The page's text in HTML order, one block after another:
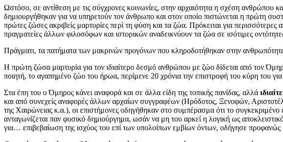
Ωστόσο, σε αντίθεση με τις σύγχρονες κοινωνίες, στην αρχαιότητα η σχέση
δημιουργήθηκαν για να υπηρετούν τον άνθρωπο και στον οποίο πιστώνεται η πρώτη
πρώτες ζώσες ακριβείς μαρτυρίες περί τη φύση και τα ζώα. Πρόκειται για
πραγματείες άλλων φιλοσόφων και ιστορικών αναδεικνύουν τα ζώα σε ισότιμες
Πράγματι, τα πατήματα των μακρινών προγόνων που κληροδοτήθηκαν στην
Η πρώτη ζώσα μαρτυρία για τον ιδιαίτερο δεσμό ανθρώπου με ζώο δίδεται από τον
ποιητή, το αγαπημένο ζώο του ήρωα, περίμενε 20 χρόνια την επιστροφή του κύρη του για
Στα έπη του ο Όμηρος κάνει αναφορά και σε άλλα είδη της τοπικής πανίδας, αλλά
και από συνεχείς αναφορές άλλων αρχαίων συγγραφέων (Ηρόδοτος, Ξενοφών,
της Χαιρώνειας κ.α.), οι επιστήμονες οδηγήθηκαν στο συμπέρασμα ότι το
ανταγωνίζεται παν φυσικό δημιούργημα, ωσάν να μη του αρκεί η λογική ως
για… επιβεβαίωση της ισχύος του επί των υπολοίπων εμβίων όντων, οδήγησε προφανώς